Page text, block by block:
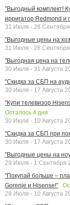
"Выгодный комплект!
ирригатор Redmond и
31 Июля - 28
"Выгодные цены на
31 Июля - 28
"Выгодная цена на
30 Июля - 31 Августа
"Скидка за СБП на
30 Июля - 17 Августа
"Купи телевизор
Осталось 4 дня
30 Июля - 10 Августа
"Скидка за СБП при
30 Июля - 17 Августа
"Выгодные цены на
29 Июля - 1 Сентября
"Покупай больше –
Gorenje и Hisense!"
28 Июля - 10 Августа